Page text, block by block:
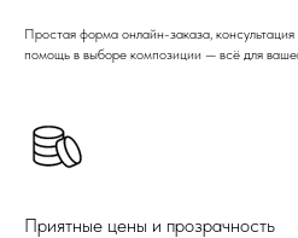
Простая форма онлайн-заказа,
помощь в выборе композиции — всё для
Приятные цены и прозрачность